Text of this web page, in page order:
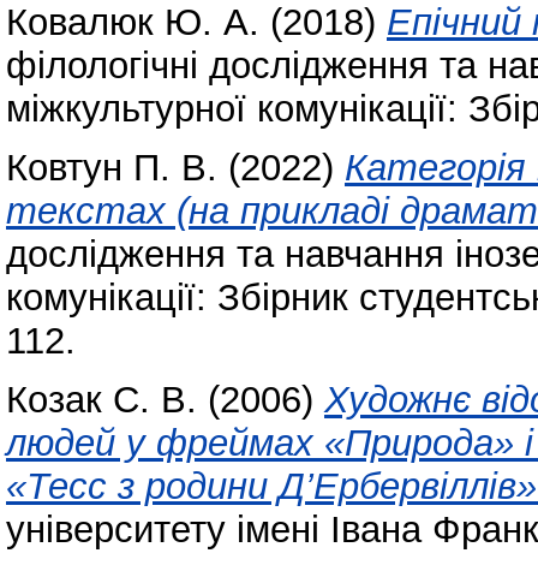
Ковалюк Ю. А. (2018)
філологічні дослідження та
міжкультурної комунікації:
Ковтун П. В. (2022)
текстах (на прикладі
дослідження та навчання
комунікації: Збірник
112.
Козак С. В. (2006) Художнє
людей у фреймах «Природа»
«Тесс з родини
університету імені Івана